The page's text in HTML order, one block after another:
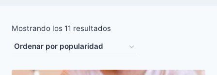
Mostrando los 11 resultadosOrdenado
popularidad